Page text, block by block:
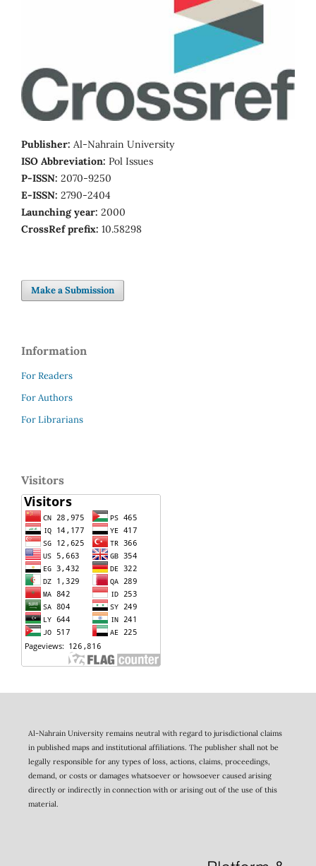
Publisher: Al-Nahrain University
ISO Abbreviation: Pol Issues
P-ISSN: 2070-9250
E-ISSN: 2790-2404
Launching year: 2000
CrossRef prefix: 10.58298
Make a Submission
Information
For Readers
For Authors
For Librarians
Visitors
Al-Nahrain University remains neutral with regard to jurisdictional claims
in published maps and institutional affiliations. The publisher shall not be
legally responsible for any types of loss, actions, claims, proceedings,
demand, or costs or damages whatsoever or howsoever caused arising
directly or indirectly in connection with or arising out of the use of this
material.